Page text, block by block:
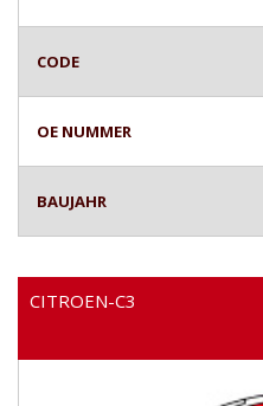
CODE
OE NUMMER
BAUJAHR
CITROEN-C3